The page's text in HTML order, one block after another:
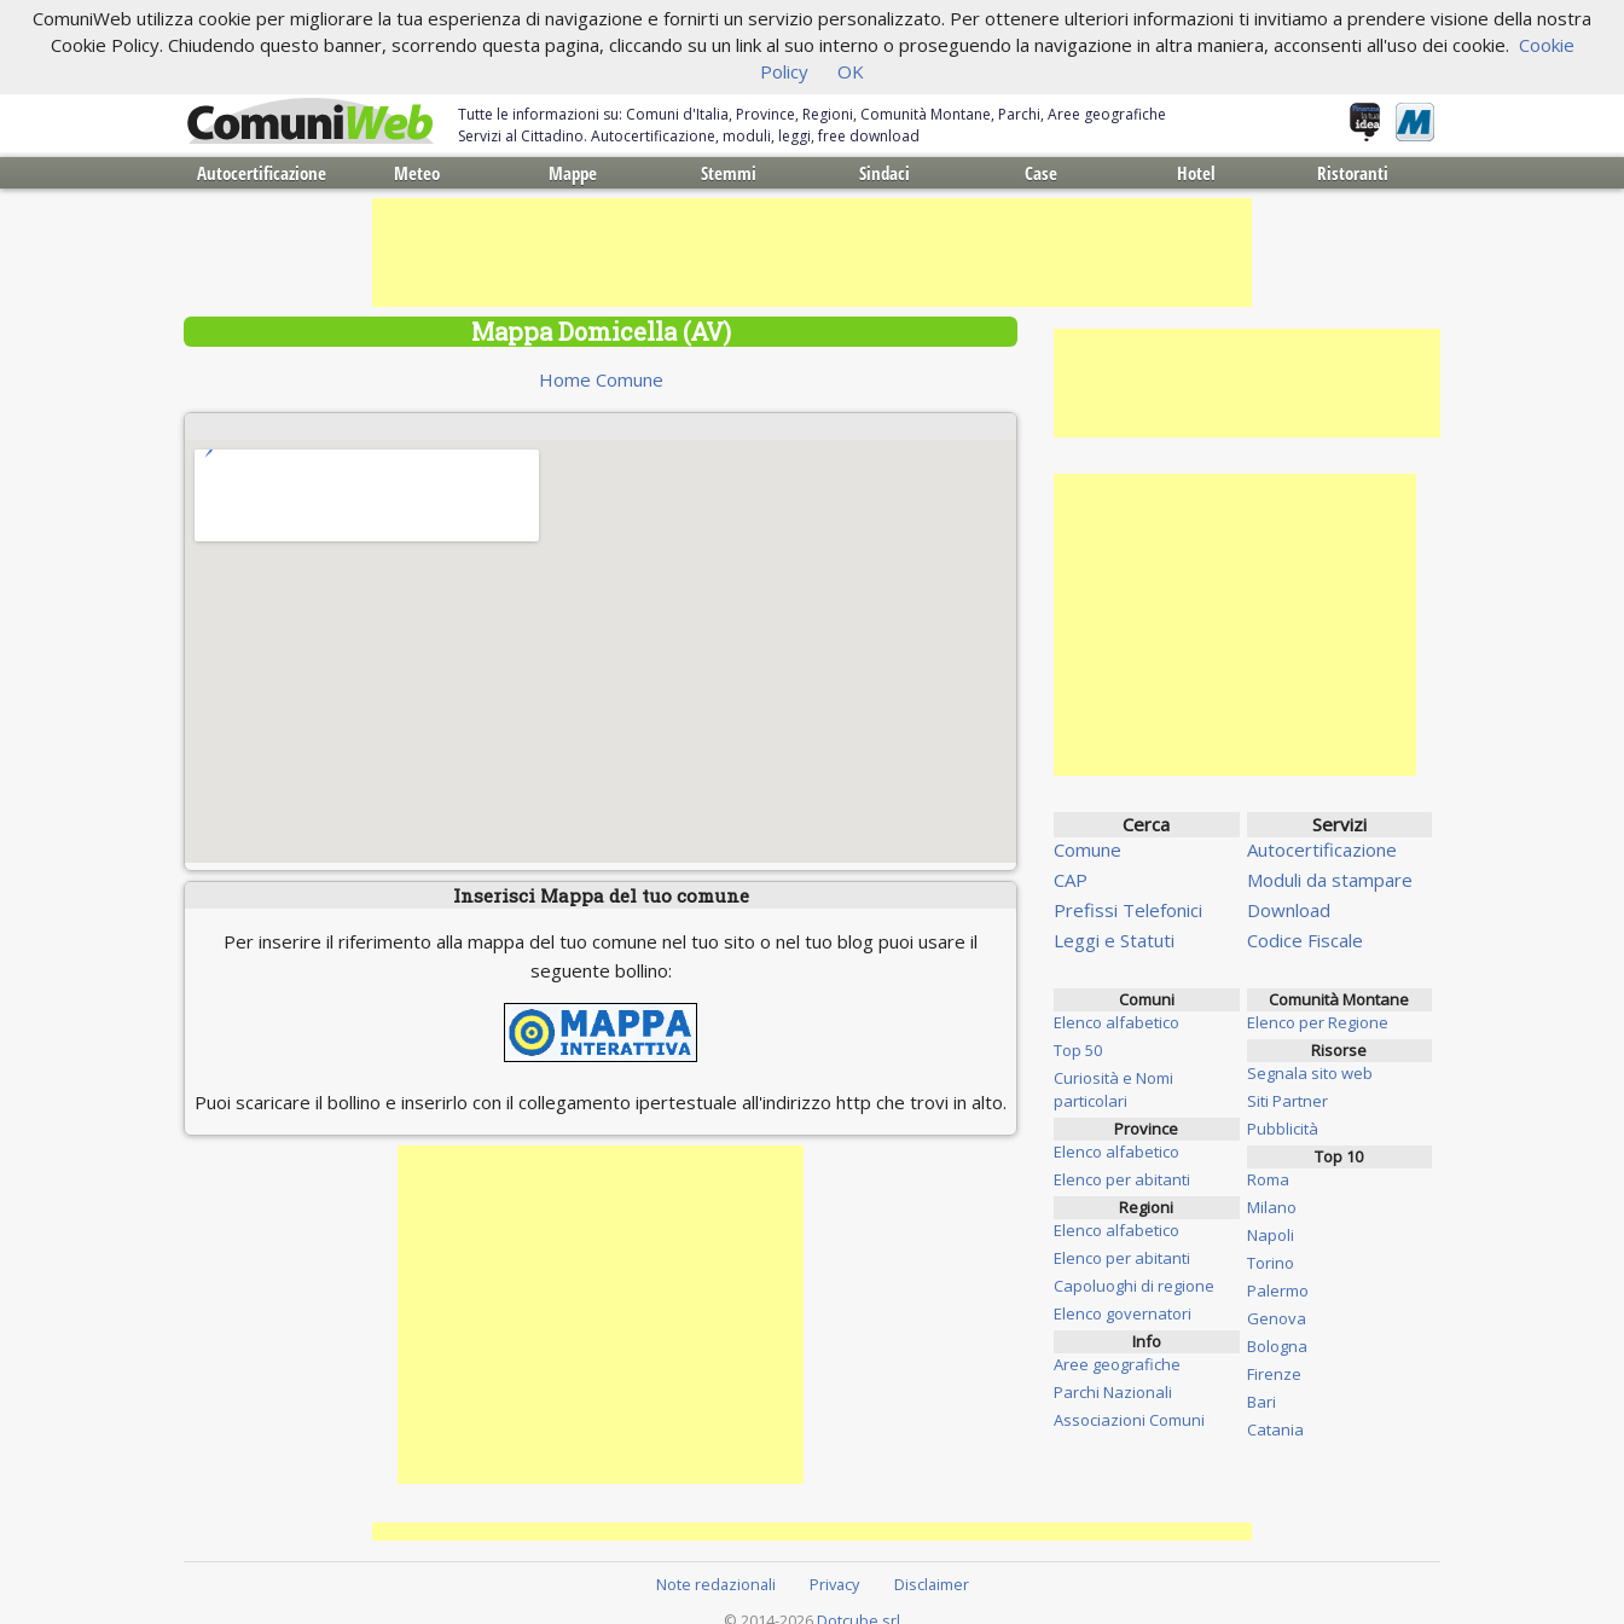
ComuniWeb utilizza cookie per migliorare la tua esperienza di navigazione e fornirti un servizio personalizzato. Per ottenere ulteriori informazioni ti invitiamo a prendere visione della nostra
Cookie Policy. Chiudendo questo banner, scorrendo questa pagina, cliccando su un link al suo interno o proseguendo la navigazione in altra maniera, acconsenti all'uso dei cookie. Cookie
Policy
OK
Tutte le informazioni su: Comuni d'Italia, Province, Regioni, Comunità Montane, Parchi, Aree geografiche
Servizi al Cittadino. Autocertificazione, moduli, leggi, free download
Autocertificazione Meteo Mappe Stemmi Sindaci Case Hotel Ristoranti
Mappa Domicella (AV)
Home Comune
Inserisci Mappa del tuo comune
Per inserire il riferimento alla mappa del tuo comune nel tuo sito o nel tuo blog puoi usare il
seguente bollino:
Puoi scaricare il bollino e inserirlo con il collegamento ipertestuale all'indirizzo http che trovi in alto.
Cerca
Comune
CAP
Prefissi Telefonici
Leggi e Statuti
Servizi
Autocertificazione
Moduli da stampare
Download
Codice Fiscale
Comuni
Elenco alfabetico
Top 50
Curiosità e Nomi
particolari
Province
Elenco alfabetico
Elenco per abitanti
Regioni
Elenco alfabetico
Elenco per abitanti
Capoluoghi di regione
Elenco governatori
Info
Aree geografiche
Parchi Nazionali
Associazioni Comuni
Comunità Montane
Elenco per Regione
Risorse
Segnala sito web
Siti Partner
Pubblicità
Top 10
Roma
Milano
Napoli
Torino
Palermo
Genova
Bologna
Firenze
Bari
Catania
Note redazionali Privacy
Disclaimer